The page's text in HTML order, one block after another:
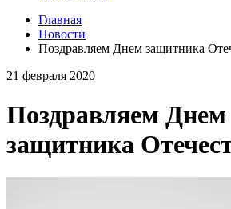
Главная
Новости
Поздравляем Днем защитника
21 февраля 2020
Поздравляем Днем
защитника